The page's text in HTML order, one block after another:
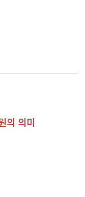
의 의미